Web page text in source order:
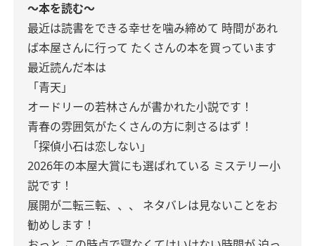
〜本を読む〜
最近は読書をできる幸せを噛み締めて 時間があれ
ば本屋さんに行って たくさんの本を買っています
最近読んだ本は
「青天」
オードリーの若林さんが書かれた小説です！
青春の雰囲気がたくさんの方に刺さるはず！
「探偵小石は恋しない」
2026年の本屋大賞にも選ばれている ミステリー小
説です！
展開が二転三転、、、
ネタバレは見ないことをお
勧めします！